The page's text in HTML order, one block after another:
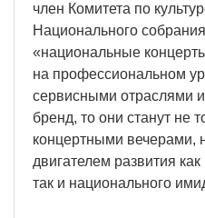
член Комитета по
Национального
«национальные
на профессиональном
сервисными отраслями
бренд, то они станут не
концертными вечерами,
двигателем развития
так и национального